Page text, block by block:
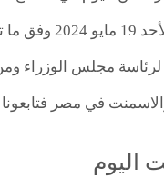
بداية التعاملات
لرئاسة مجلس الوزراء
في مصر
اليوم